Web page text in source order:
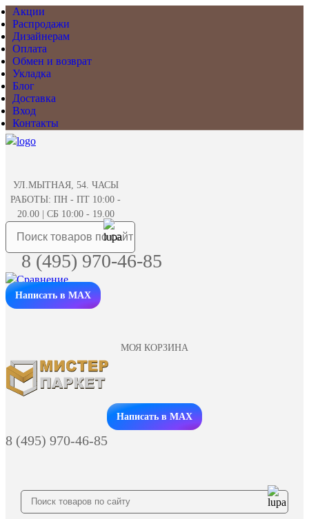
Акции
Распродажи
Дизайнерам
Оплата
Обмен и возврат
Укладка
Блог
Доставка
Вход
Контакты
УЛ.МЫТНАЯ, 54. ЧАСЫ
РАБОТЫ: ПН - ПТ 10:00 -
20.00 | СБ 10:00 - 19.00
8 (495) 970-46-85
Написать в MAX
МОЯ КОРЗИНА
Заказать звонок
Написать в MAX
8 (495) 970-46-85